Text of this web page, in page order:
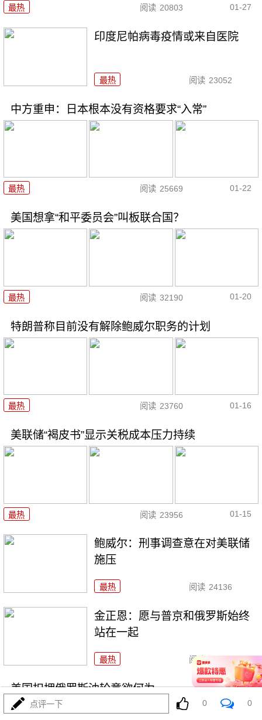
最热 阅读 20803 01-27
印度尼帕病毒疫情或来自医院
最热 阅读 23052
中方重申：日本根本没有资格要求“入常”
最热 阅读 25669 01-22
美国想拿“和平委员会”叫板联合国？
最热 阅读 32190 01-20
特朗普称目前没有解除鲍威尔职务的计划
最热 阅读 23760 01-16
美联储“褐皮书”显示关税成本压力持续
最热 阅读 23956 01-15
鲍威尔：刑事调查意在对美联储
施压
最热 阅读 24136
金正恩：愿与普京和俄罗斯始终
站在一起
最热 阅读 21897
美国扣押俄罗斯油轮意欲何为
点评一下 0 0